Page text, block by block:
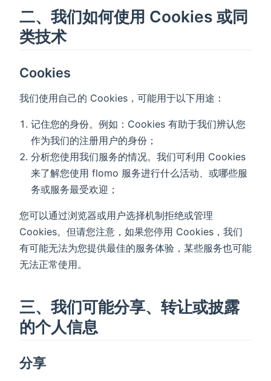
二、我们如何使用 Cookies 或同
类技术
Cookies
我们使用自己的 Cookies，可能用于以下用途：
记住您的身份。例如：Cookies 有助于我们辨认您
作为我们的注册用户的身份；
分析您使用我们服务的情况。我们可利用 Cookies
来了解您使用 flomo 服务进行什么活动、或哪些服
务或服务最受欢迎；
您可以通过浏览器或用户选择机制拒绝或管理
Cookies。但请您注意，如果您停用 Cookies，我们
有可能无法为您提供最佳的服务体验，某些服务也可能
无法正常使用。
三、我们可能分享、转让或披露
的个人信息
分享